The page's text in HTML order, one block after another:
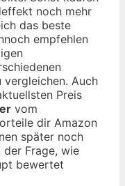
noch mehr
das beste
empfehlen
Auch
Preis
vom
dir Amazon
später noch
der Frage, wie
bewertet